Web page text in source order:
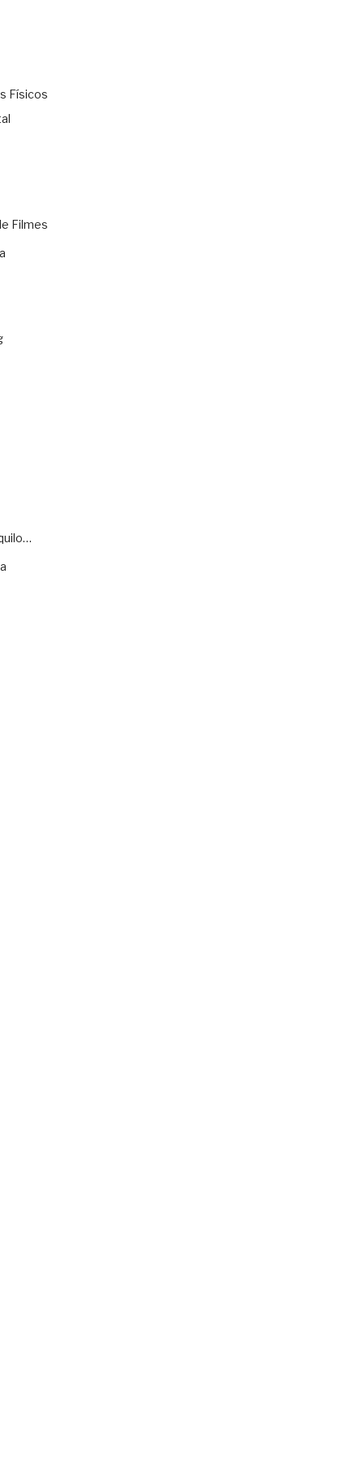
Físicos
Filmes